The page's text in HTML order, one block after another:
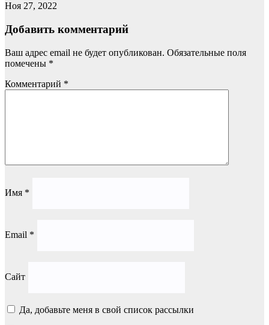
Ноя 27, 2022
Добавить комментарий
Ваш адрес email не будет опубликован. Обязательные поля
помечены *
Комментарий *
Имя *
Email *
Сайт
Да, добавьте меня в свой список рассылки